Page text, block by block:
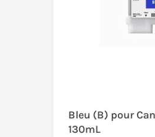
Bleu (B) pour
130mL